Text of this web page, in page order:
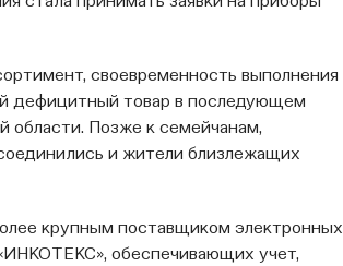
своевременность выполнения
дефицитный товар в последующем
области. Позже к семейчанам,
и жители близлежащих
крупным поставщиком электронных
обеспечивающих учет,